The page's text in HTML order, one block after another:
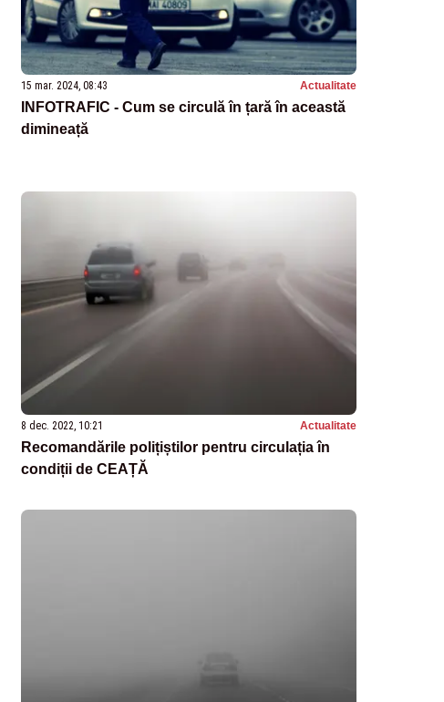
15 mar. 2024, 08:43 Actualitate
INFOTRAFIC - Cum se circulă în țară în această
dimineață
8 dec. 2022, 10:21 Actualitate
Recomandările polițiștilor pentru circulația în
condiții de CEAȚĂ